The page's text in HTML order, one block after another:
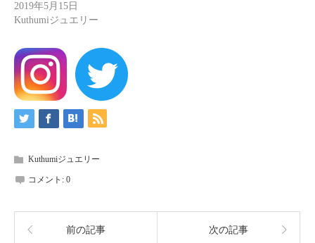
2019年5月15日
Kuthumiジュエリー
Kuthumiジュエリー
コメント: 0
前の記事 次の記事